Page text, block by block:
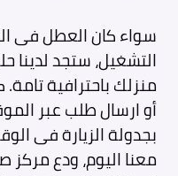
سواء كان العطل فى
التشغيل، ستجد لدينا
منزلك باحترافية
أو ارسال طلب عبر
بجدولة الزيارة فى
معنا اليوم، ودع مركز